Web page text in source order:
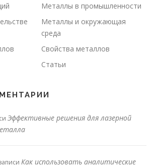
Металлы в промышленности
Металлы и окружающая
среда
Свойства металлов
Статьи
Эффективные решения для лазерной
Как использовать аналитические